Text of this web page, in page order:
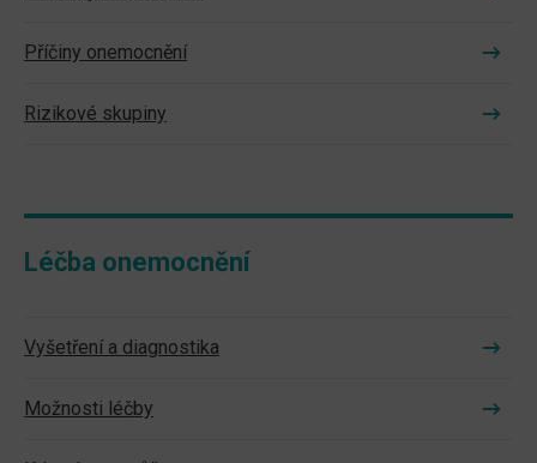
Příčiny onemocnění
Rizikové skupiny
Léčba onemocnění
Vyšetření a diagnostika
Možnosti léčby